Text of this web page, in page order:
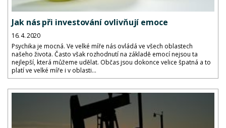
Jak nás při investování ovlivňují emoce
16. 4. 2020
Psychika je mocná. Ve velké míře nás ovládá ve všech oblastech
našeho života. Často však rozhodnutí na základě emocí nejsou ta
nejlepší, která můžeme udělat. Občas jsou dokonce velice špatná a to
platí ve velké míře i v oblasti...